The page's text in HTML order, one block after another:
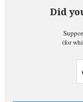
Did
(for